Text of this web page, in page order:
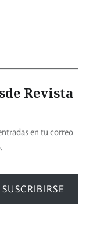
Revista
en tu correo
SUSCRIBIRSE